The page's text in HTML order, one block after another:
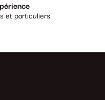
et particuliers